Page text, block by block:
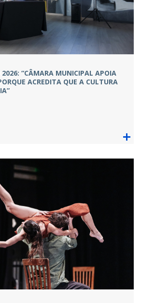
“CÂMARA MUNICIPAL APOIA
ACREDITA QUE A CULTURA